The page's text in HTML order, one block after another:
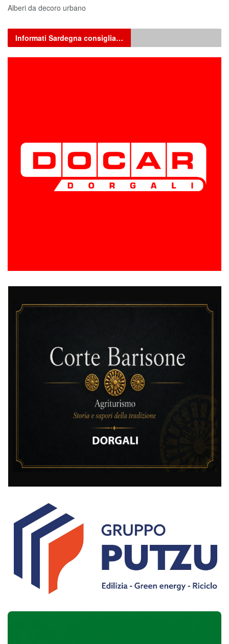
Alberi da decoro urbano
Informati Sardegna consiglia…